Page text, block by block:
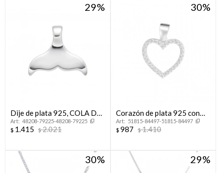
29
Dije de plata 925, COLA DE
BALLENA.
48208-79225-48208-79225
$ 1.415 $2.021
30
Corazón de plata 925 con
circonias.
51815-84497-51815-84497
$ 987 $1.410
30 29